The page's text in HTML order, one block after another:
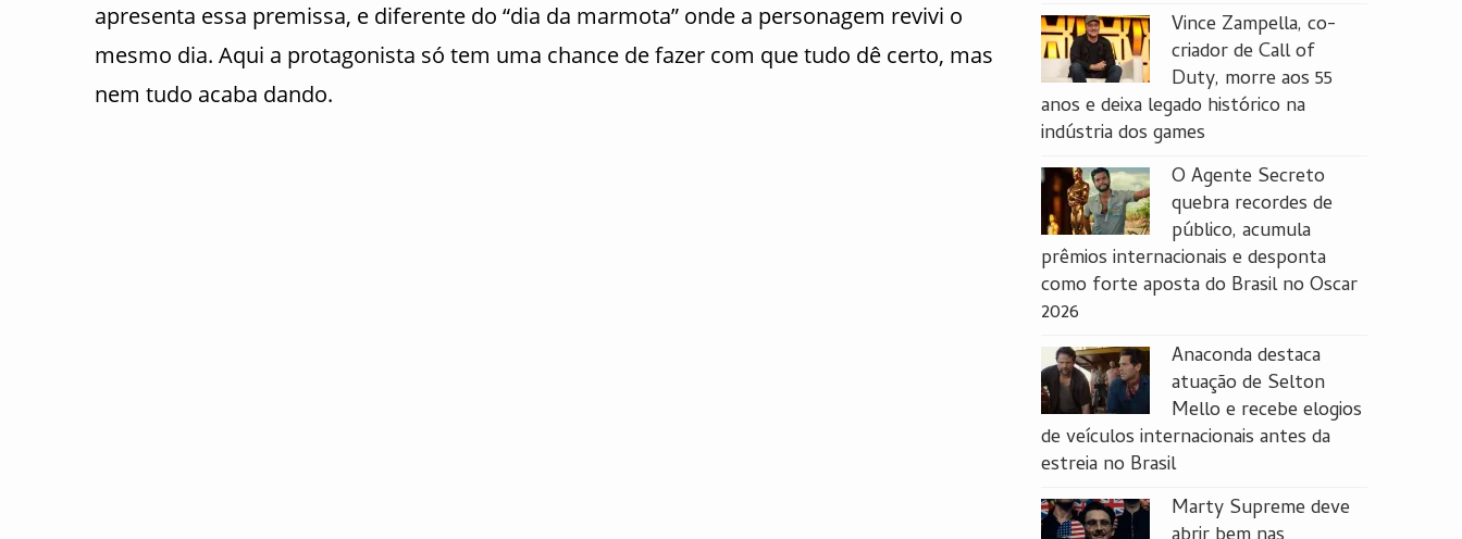
apresenta essa premissa, e diferente do “dia da marmota” onde a personagem revivi o
mesmo dia. Aqui a protagonista só tem uma chance de fazer com que tudo dê certo, mas
nem tudo acaba dando.
Vince Zampella, co-
criador de Call of
Duty, morre aos 55
anos e deixa legado histórico na
indústria dos games
O Agente Secreto
quebra recordes de
público, acumula
prêmios internacionais e desponta
como forte aposta do Brasil no Oscar
2026
Anaconda destaca
atuação de Selton
Mello e recebe elogios
de veículos internacionais antes da
estreia no Brasil
Marty Supreme deve